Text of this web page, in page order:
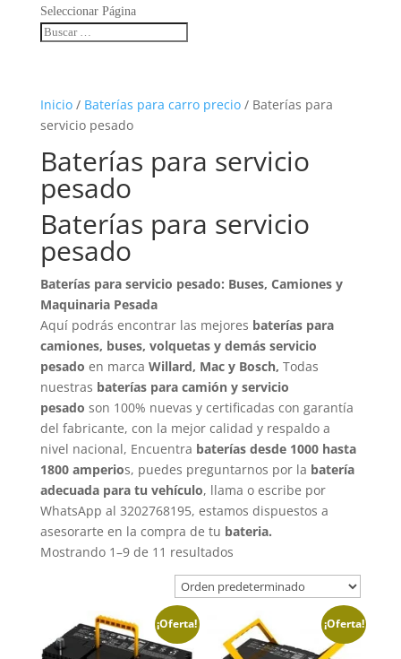
Seleccionar Página
Inicio/ Baterías para carro precio/ Baterías para
servicio pesado
Baterías para servicio
pesado
Baterías para servicio
pesado
Baterías para servicio pesado: Buses, Camiones y
Maquinaria Pesada
Aquí podrás encontrar las mejores baterías para
camiones, buses, volquetas y demás servicio
pesado en marca Willard, Mac y Bosch, Todas
nuestras baterías para camión y servicio
pesado son 100% nuevas y certificadas con garantía
del fabricante, con la mejor calidad y respaldo a
nivel nacional, Encuentra baterías desde 1000 hasta
1800 amperios, puedes preguntarnos por la batería
adecuada para tu vehículo, llama o escribe por
WhatsApp al 3202768195, estamos dispuestos a
asesorarte en la compra de tu bateria.
Mostrando 1–9 de 11 resultados
¡Oferta! ¡Oferta!